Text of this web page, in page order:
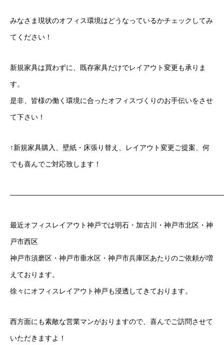
みなさま現状のオフィス環境はどうなっているかチェックしてみ
てください！
新規家具は買わずに、既存家具だけでレイアウト変更も承りま
す。
是非、皆様の働く環境に合ったオフィスづくりのお手伝いをさせ
て下さい！
↑新規家具購入、壁紙・床張り替え、レイアウト変更ご提案、何
でも喜んでご対応致します！
最近オフィスレイアウト神戸では明石・加古川・神戸市北区・神
戸市西区
神戸市須磨区・神戸市垂水区・神戸市兵庫区あたりのご依頼が増
えております。
徐々にオフィスレイアウト神戸も浸透してきております。
西方面にも素敵な営業マンがおりますので、喜んでご訪問させて
いただきますよ！